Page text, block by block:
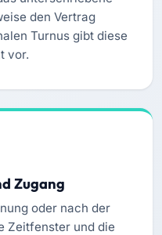
den Vertrag
Turnus gibt diese
vor.
Zugang
oder nach der
Zeitfenster und die